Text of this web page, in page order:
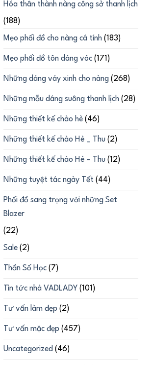
Hóa thân thành nàng công sở thanh lịch
(188)
Mẹo phối đồ cho nàng cá tính (183)
Mẹo phối đồ tôn dáng vóc (171)
Những dáng váy xinh cho nàng (268)
Những mẫu dáng suông thanh lịch (28)
Những thiết kế chào hè (46)
Những thiết kế chào Hè _ Thu (2)
Những thiết kế chào Hè – Thu (12)
Những tuyệt tác ngày Tết (44)
Phối đồ sang trọng với những Set
Blazer
(22)
Sale (2)
Thần Số Học (7)
Tin tức nhà VADLADY (101)
Tư vấn làm đẹp (2)
Tư vấn mặc đẹp (457)
Uncategorized (46)